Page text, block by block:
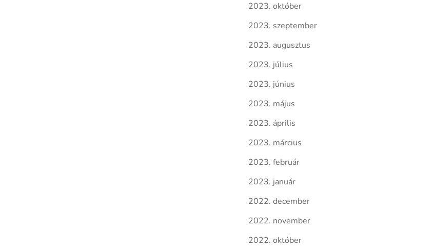
2023. október
2023. szeptember
2023. augusztus
2023. július
2023. június
2023. május
2023. április
2023. március
2023. február
2023. január
2022. december
2022. november
2022. október